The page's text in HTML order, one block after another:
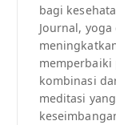
bagi
Journal,
memperbaiki
kombinasi
meditasi